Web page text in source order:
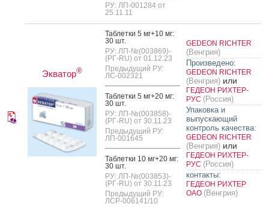
РУ: ЛП-001284 от
25.11.11
Экватор®
Таб­летки 5 мг+10 мг:
30 шт.
РУ: ЛП-№(003869)-
(РГ-RU) от 01.12.23
Предыдущий РУ:
ЛС-002321
Таб­летки 5 мг+20 мг:
30 шт.
РУ: ЛП-№(003858)-
(РГ-RU) от 30.11.23
Предыдущий РУ:
ЛП-001645
Таб­летки 10 мг+20 мг:
30 шт.
РУ: ЛП-№(003853)-
(РГ-RU) от 30.11.23
Предыдущий РУ:
ЛСР-006141/10
GEDEON RICHTER
(Венгрия)
Произведено:
GEDEON RICHTER
(Венгрия) или
ГЕДЕОН РИХТЕР-
РУС (Россия)
Упаковка и
выпускающий
контроль качества:
GEDEON RICHTER
(Венгрия) или
ГЕДЕОН РИХТЕР-
РУС (Россия)
контакты:
ГЕДЕОН РИХТЕР
ОАО (Венгрия)